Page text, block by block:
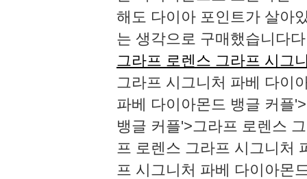
해도 다이아 포인트가 살아
는 생각으로 구매했습니다​​​
그라프 로렌스 그라프 시그
그라프 시그니처 파베 다이
파베 다이아몬드 뱅글 커플
뱅글 커플'>그라프 로렌스
프 로렌스 그라프 시그니처
프 시그니처 파베 다이아몬